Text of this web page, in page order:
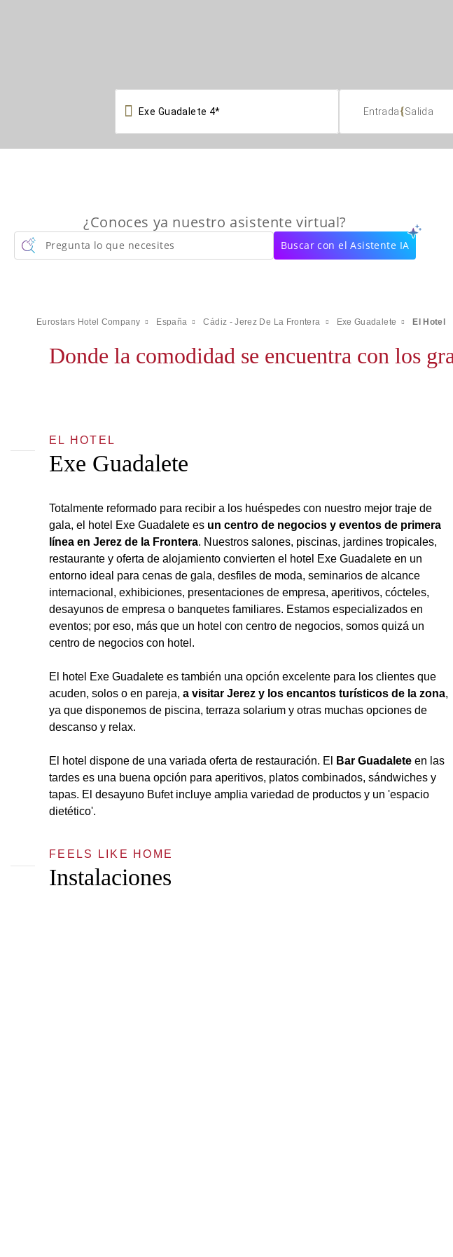
 Entrada{Salida
¿Conoces ya nuestro asistente virtual?
Pregunta lo que necesites Buscar con el Asistente IA
Eurostars Hotel Company España Cádiz - Jerez De La Frontera Exe Guadalete El Hotel
Donde la comodidad se encuentra con los
EL HOTEL
Exe Guadalete
Totalmente reformado para recibir a los huéspedes con nuestro mejor traje de
gala, el hotel Exe Guadalete es un centro de negocios y eventos de primera
línea en Jerez de la Frontera. Nuestros salones, piscinas, jardines tropicales,
restaurante y oferta de alojamiento convierten el hotel Exe Guadalete en un
entorno ideal para cenas de gala, desfiles de moda, seminarios de alcance
internacional, exhibiciones, presentaciones de empresa, aperitivos, cócteles,
desayunos de empresa o banquetes familiares. Estamos especializados en
eventos; por eso, más que un hotel con centro de negocios, somos quizá un
centro de negocios con hotel.
El hotel Exe Guadalete es también una opción excelente para los clientes que
acuden, solos o en pareja, a visitar Jerez y los encantos turísticos de la zona,
ya que disponemos de piscina, terraza solarium y otras muchas opciones de
descanso y relax.
El hotel dispone de una variada oferta de restauración. El Bar Guadalete en las
tardes es una buena opción para aperitivos, platos combinados, sándwiches y
tapas. El desayuno Bufet incluye amplia variedad de productos y un 'espacio
dietético'.
FEELS LIKE HOME
Instalaciones